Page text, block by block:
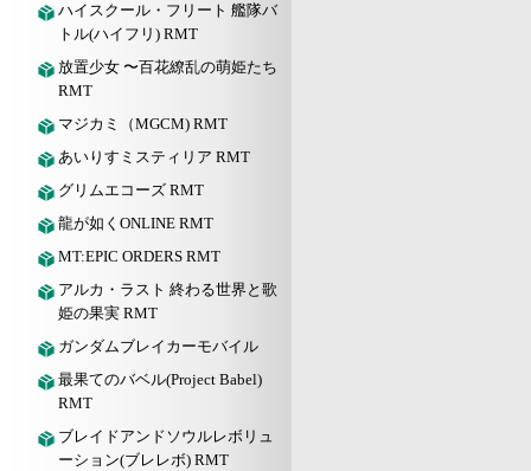
ハイスクール・フリート 艦隊バ
トル(ハイフリ) RMT
放置少女 〜百花繚乱の萌姫たち
RMT
マジカミ（MGCM) RMT
あいりすミスティリア RMT
グリムエコーズ RMT
龍が如くONLINE RMT
MT:EPIC ORDERS RMT
アルカ・ラスト 終わる世界と歌
姫の果実 RMT
ガンダムブレイカーモバイル
最果てのバベル(Project Babel)
RMT
ブレイドアンドソウルレボリュ
ーション(ブレレボ) RMT